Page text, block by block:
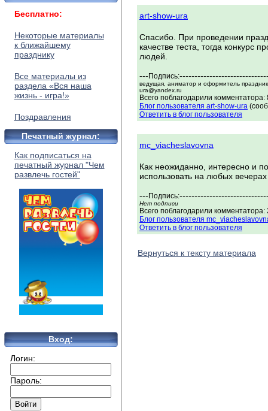
Бесплатно:
Некоторые материалы
к ближайшему
празднику
Все материалы из
раздела «Вся наша
жизнь - игра!»
Поздравления
Печатный журнал:
Как подписаться на
печатный журнал "Чем
развлечь гостей"
Вход:
Логин:
Пароль:
art-show-ura
Спасибо. При проведении
качестве теста, тогда конкурс
людей.
--- Подпись:
ведущая, аниматор и оформитель
ura@yandex.ru
Всего поблагодарили
Блог пользователя art-show-ura
Ответить в блог пользователя
mc_viacheslavovna
Как неожиданно, интересно и
использовать на любых
--- Подпись:
Нет подписи
Всего поблагодарили
Блог пользователя
Ответить в блог пользователя
Вернуться к тексту материала